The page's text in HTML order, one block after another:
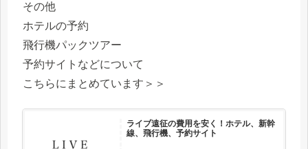
その他
ホテルの予約
飛行機パックツアー
予約サイトなどについて
こちらにまとめています＞＞
ライブ遠征の費用を安く！ホテル、新幹
線、飛行機、予約サイト